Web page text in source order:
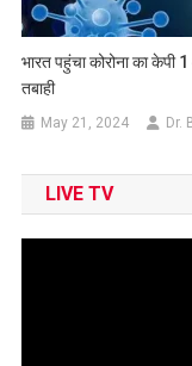
भारत पहुंचा कोरोना का केपी
तबाही
May 21, 2024 Dr.
LIVE TV